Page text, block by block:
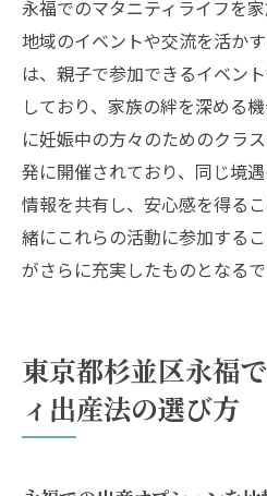
永福でのマタニティライフを
地域のイベントや交流を活か
は、親子で参加できるイベン
しており、家族の絆を深める
に妊娠中の方々のためのクラ
発に開催されており、同じ境
情報を共有し、安心感を得る
緒にこれらの活動に参加する
がさらに充実したものとなるで
東京都杉並区永福
ィ出産法の選び方